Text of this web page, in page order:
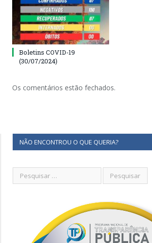
Boletins COVID-19
(30/07/2024)
Os comentários estão fechados.
NÃO ENCONTROU O QUE QUERIA?